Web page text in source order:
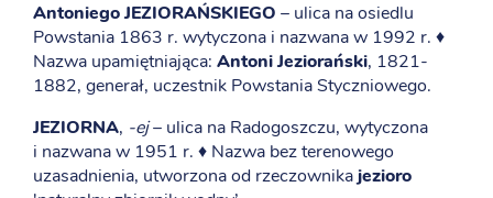
Antoniego JEZIORAŃSKIEGO – ulica na osiedlu
Powstania 1863 r. wytyczona i nazwana w 1992 r. ♦
Nazwa upamiętniająca: Antoni Jeziorański, 1821-
1882, generał, uczestnik Powstania Styczniowego.
JEZIORNA, -ej– ulica na Radogoszczu, wytyczona
i nazwana w 1951 r. ♦ Nazwa bez terenowego
uzasadnienia, utworzona od rzeczownikajezioro